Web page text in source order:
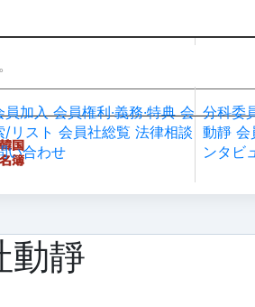
入・検索
員加入 会員権利·義務·特典 会
/リスト 会員社総覧 法律相談
い合わせ
分科委
動靜 会
ンタビ
動靜